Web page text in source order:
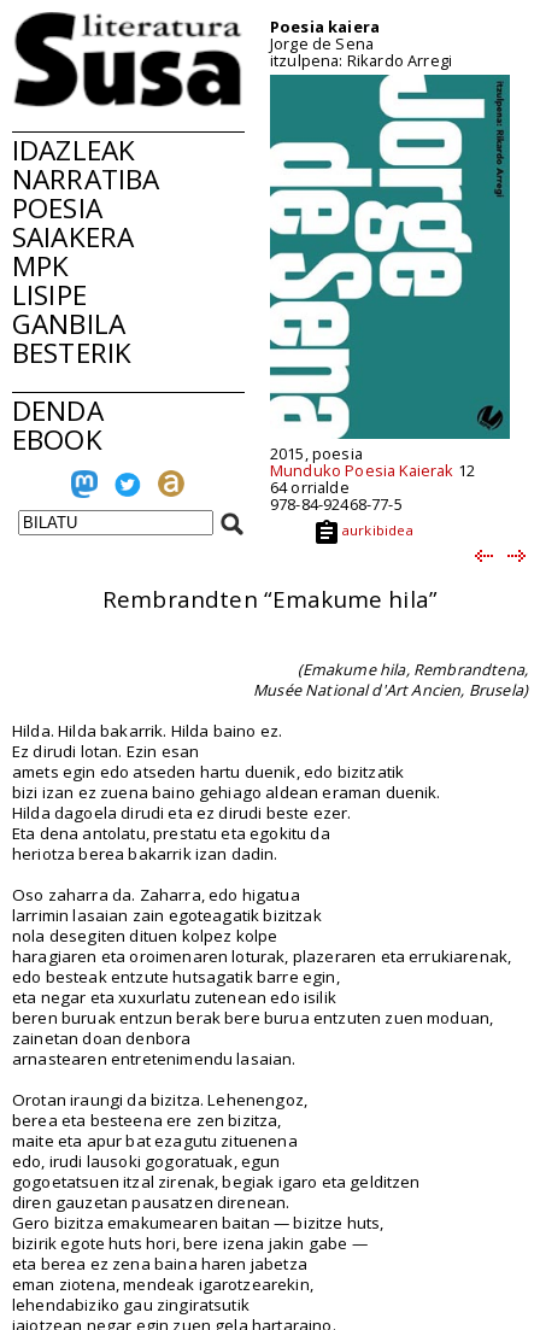
IDAZLEAK
NARRATIBA
POESIA
SAIAKERA
MPK
LISIPE
GANBILA
BESTERIK
DENDA
EBOOK
Poesia kaiera
Jorge de Sena
itzulpena: Rikardo Arregi
2015, poesia
Munduko Poesia Kaierak 12
64 orrialde
978-84-92468-77-5
aurkibidea
Rembrandten “Emakume hila”
(Emakume hila, Rembrandtena,
Musée National d'Art Ancien, Brusela)
Hilda. Hilda bakarrik. Hilda baino ez.
Ez dirudi lotan. Ezin esan
amets egin edo atseden hartu duenik, edo bizitzatik
bizi izan ez zuena baino gehiago aldean eraman duenik.
Hilda dagoela dirudi eta ez dirudi beste ezer.
Eta dena antolatu, prestatu eta egokitu da
heriotza berea bakarrik izan dadin.
Oso zaharra da. Zaharra, edo higatua
larrimin lasaian zain egoteagatik bizitzak
nola desegiten dituen kolpez kolpe
haragiaren eta oroimenaren loturak, plazeraren eta errukiarenak,
edo besteak entzute hutsagatik barre egin,
eta negar eta xuxurlatu zutenean edo isilik
beren buruak entzun berak bere burua entzuten zuen moduan,
zainetan doan denbora
arnastearen entretenimendu lasaian.
Orotan iraungi da bizitza. Lehenengoz,
berea eta besteena ere zen bizitza,
maite eta apur bat ezagutu zituenena
edo, irudi lausoki gogoratuak, egun
gogoetatsuen itzal zirenak, begiak igaro eta gelditzen
diren gauzetan pausatzen direnean.
Gero bizitza emakumearen baitan — bizitze huts,
bizirik egote huts hori, bere izena jakin gabe —
eta berea ez zena baina haren jabetza
eman ziotena, mendeak igarotzearekin,
lehendabiziko gau zingiratsutik
jaiotzean negar egin zuen gela hartaraino.